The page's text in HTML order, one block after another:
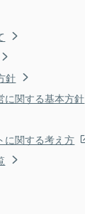
針
に関する基本方針
に関する考え方